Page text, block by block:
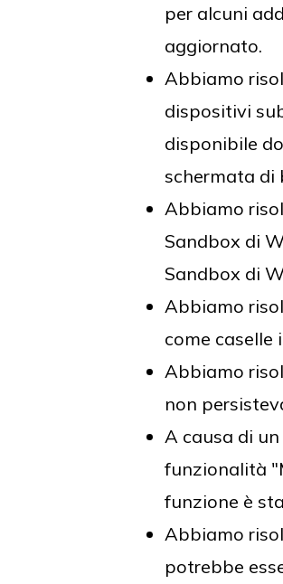
per alcuni
aggiornato.
Abbiamo
dispositivi
disponibile
schermata di
Abbiamo
Sandbox di
Sandbox di
Abbiamo
come caselle
Abbiamo
non
A causa di
funzionalità
funzione è
Abbiamo
potrebbe